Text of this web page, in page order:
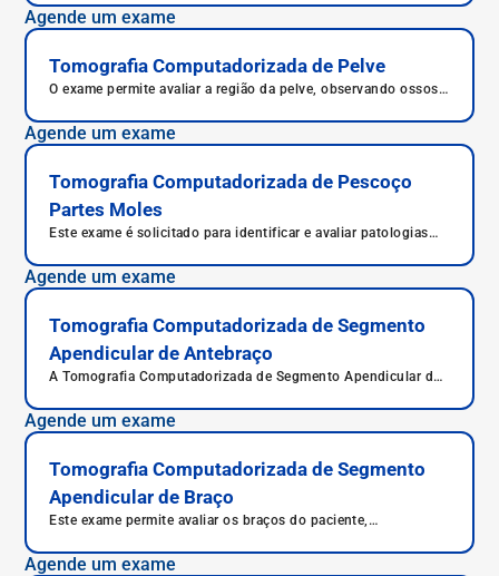
como inflamações, massas, danos aos vasos sanguíneos e
também, tumores.
Agende um exame
Tomografia Computadorizada de Pelve
O exame permite avaliar a região da pelve, observando ossos,
Agende um exame
Tomografia Computadorizada de Pescoço
Partes Moles
Este exame é solicitado para identificar e avaliar patologias
Agende um exame
Tomografia Computadorizada de Segmento
Apendicular de Antebraço
A Tomografia Computadorizada de Segmento Apendicular de
precisão de lesões muito pequenas, com qualidade e em
menor tempo.
Agende um exame
Tomografia Computadorizada de Segmento
Apendicular de Braço
Este exame permite avaliar os braços do paciente,
os ossos, músculos, gordura e vasos sanguíneos.
Agende um exame